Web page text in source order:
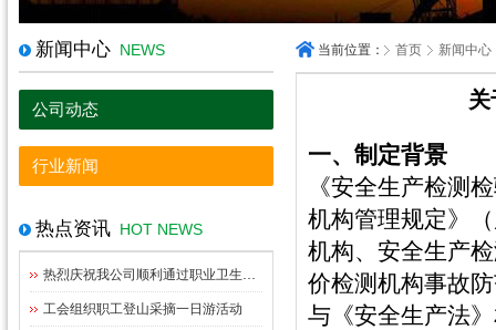
新闻中心 NEWS
公司动态
行业新闻
热点资讯 HOT NEWS
热烈庆祝我公司顺利通过职业卫生资质扩项评审
工会组织职工登山采摘一日游活动
当前位置： 首页 新闻中心
关
一、制定背景
《安全生产检测
机构管理规定》
机构、安全生产
价检测机构事故
与《安全生产法